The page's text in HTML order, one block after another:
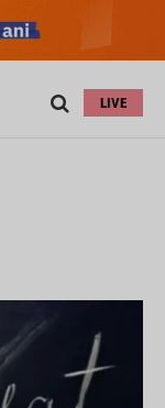
LIVE